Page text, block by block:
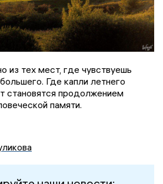
из тех мест, где чувствуешь
Где капли летнего
становятся продолжением
памяти.